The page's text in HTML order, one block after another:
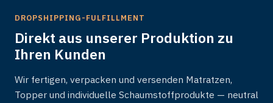
DROPSHIPPING-FULFILLMENT
Direkt aus unserer Produktion zu
Ihren Kunden
Wir fertigen, verpacken und versenden Matratzen,
Topper und individuelle Schaumstoffprodukte — neutral